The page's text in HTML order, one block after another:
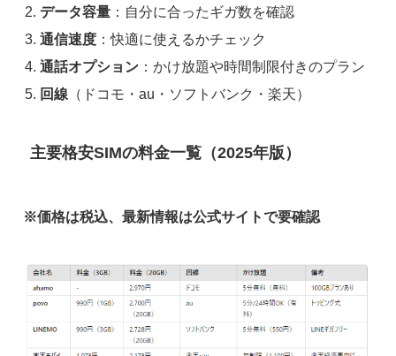
データ容量 ：自分に合ったギガ数を確認
通信速度 ：快適に使えるかチェック
通話オプション ：かけ放題や時間制限付きのプラン
回線 （ドコモ・au・ソフトバンク・楽天）
主要格安SIMの料金一覧（2025年版）
※価格は税込、最新情報は公式サイトで要確認